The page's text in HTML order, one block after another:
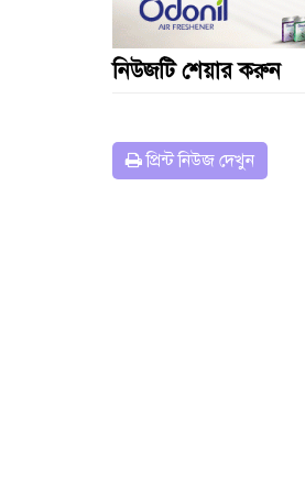
নিউজটি শেয়ার করুন
প্রিন্ট নিউজ দেখুন